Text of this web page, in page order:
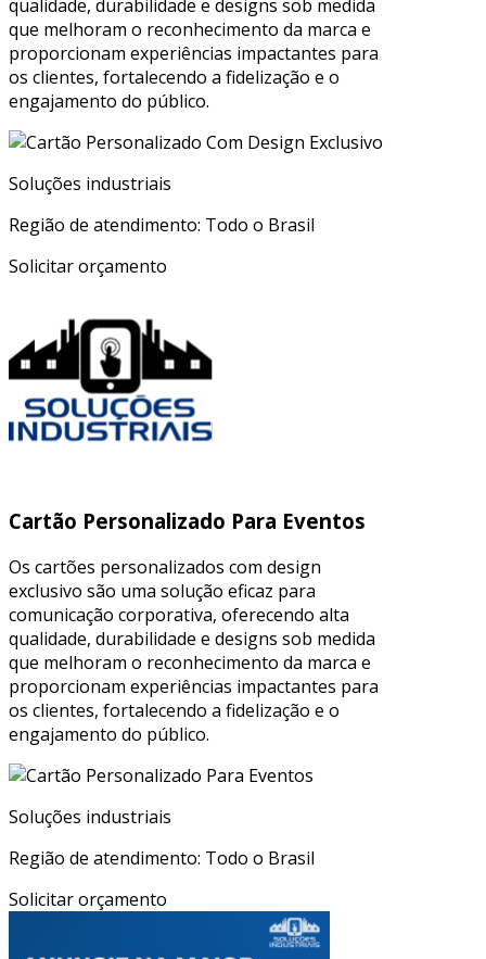
qualidade, durabilidade e designs sob medida
que melhoram o reconhecimento da marca e
proporcionam experiências impactantes para
os clientes, fortalecendo a fidelização e o
engajamento do público.
Soluções industriais
Região de atendimento: Todo o Brasil
Solicitar orçamento
Cartão Personalizado Para Eventos
Os cartões personalizados com design
exclusivo são uma solução eficaz para
comunicação corporativa, oferecendo alta
qualidade, durabilidade e designs sob medida
que melhoram o reconhecimento da marca e
proporcionam experiências impactantes para
os clientes, fortalecendo a fidelização e o
engajamento do público.
Soluções industriais
Região de atendimento: Todo o Brasil
Solicitar orçamento